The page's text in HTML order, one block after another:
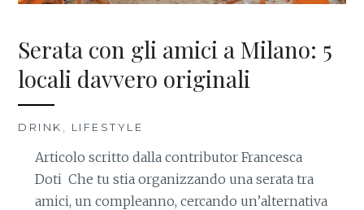
Serata con gli amici a Milano: 5
locali davvero originali
DRINK LIFESTYLE
Articolo scritto dalla contributor Francesca
Doti Che tu stia organizzando una serata tra
amici, un compleanno, cercando un’alternativa